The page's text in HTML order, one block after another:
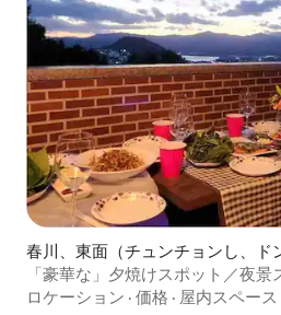
春川、東面（チュンチョンし、ド
ヴィラ
「豪華な」夕焼けスポット／夜景
位置する宿泊先／4名様まで追加料
ロケーション · 価格 · 屋内スペース